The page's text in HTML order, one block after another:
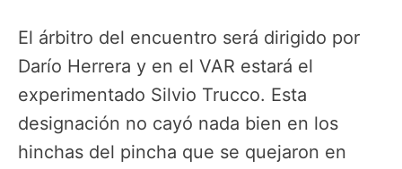
El árbitro del encuentro será dirigido por
Darío Herrera y en el VAR estará el
experimentado Silvio Trucco. Esta
designación no cayó nada bien en los
hinchas del pincha que se quejaron en